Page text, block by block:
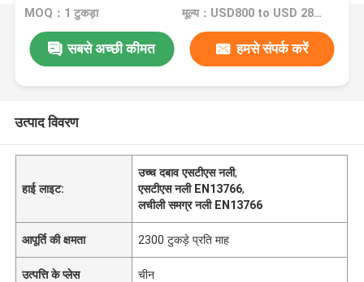
MOQ：1 टुकड़ा मूल्य：USD800 to USD 2800 Per Piece
सबसे अच्छी कीमत हमसे संपर्क करें
उत्पाद विवरण
हाई लाइट:
उच्च दबाव एसटीएस नली,
एसटीएस नली EN13766,
लचीली समग्र नली EN13766
आपूर्ति की क्षमता 2300 टुकड़े प्रति माह
उत्पत्ति के प्लेस चीन